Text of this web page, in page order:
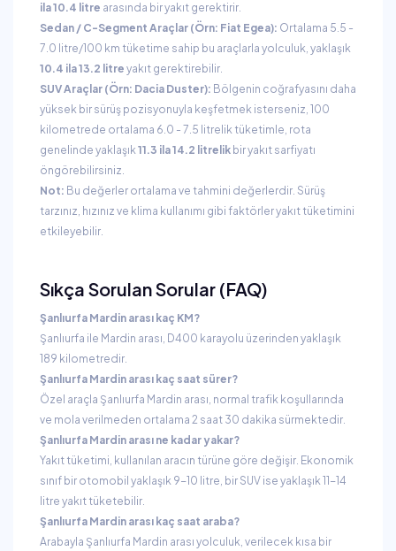
ila 10.4 litre arasında bir yakıt gerektirir.
Sedan / C-Segment Araçlar (Örn: Fiat Egea): Ortalama 5.5 -
7.0 litre/100 km tüketime sahip bu araçlarla yolculuk, yaklaşık
10.4 ila 13.2 litre yakıt gerektirebilir.
SUV Araçlar (Örn: Dacia Duster): Bölgenin coğrafyasını daha
yüksek bir sürüş pozisyonuyla keşfetmek isterseniz, 100
kilometrede ortalama 6.0 - 7.5 litrelik tüketimle, rota
genelinde yaklaşık11.3 ila 14.2 litrelik bir yakıt sarfiyatı
öngörebilirsiniz.
Not: Bu değerler ortalama ve tahmini değerlerdir. Sürüş
tarzınız, hızınız ve klima kullanımı gibi faktörler yakıt tüketimini
etkileyebilir.
Sıkça Sorulan Sorular (FAQ)
Şanlıurfa Mardin arası kaç KM?
Şanlıurfa ile Mardin arası, D400 karayolu üzerinden yaklaşık
189 kilometredir.
Şanlıurfa Mardin arası kaç saat sürer?
Özel araçla Şanlıurfa Mardin arası, normal trafik koşullarında
ve mola verilmeden ortalama 2 saat 30 dakika sürmektedir.
Şanlıurfa Mardin arası ne kadar yakar?
Yakıt tüketimi, kullanılan aracın türüne göre değişir. Ekonomik
sınıf bir otomobil yaklaşık 9-10 litre, bir SUV ise yaklaşık 11-14
litre yakıt tüketebilir.
Şanlıurfa Mardin arası kaç saat araba?
Arabayla Şanlıurfa Mardin arası yolculuk, verilecek kısa bir